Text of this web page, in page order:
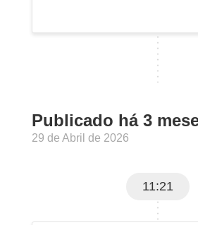
Publicado há 3
29 de Abril de 2026
11:21